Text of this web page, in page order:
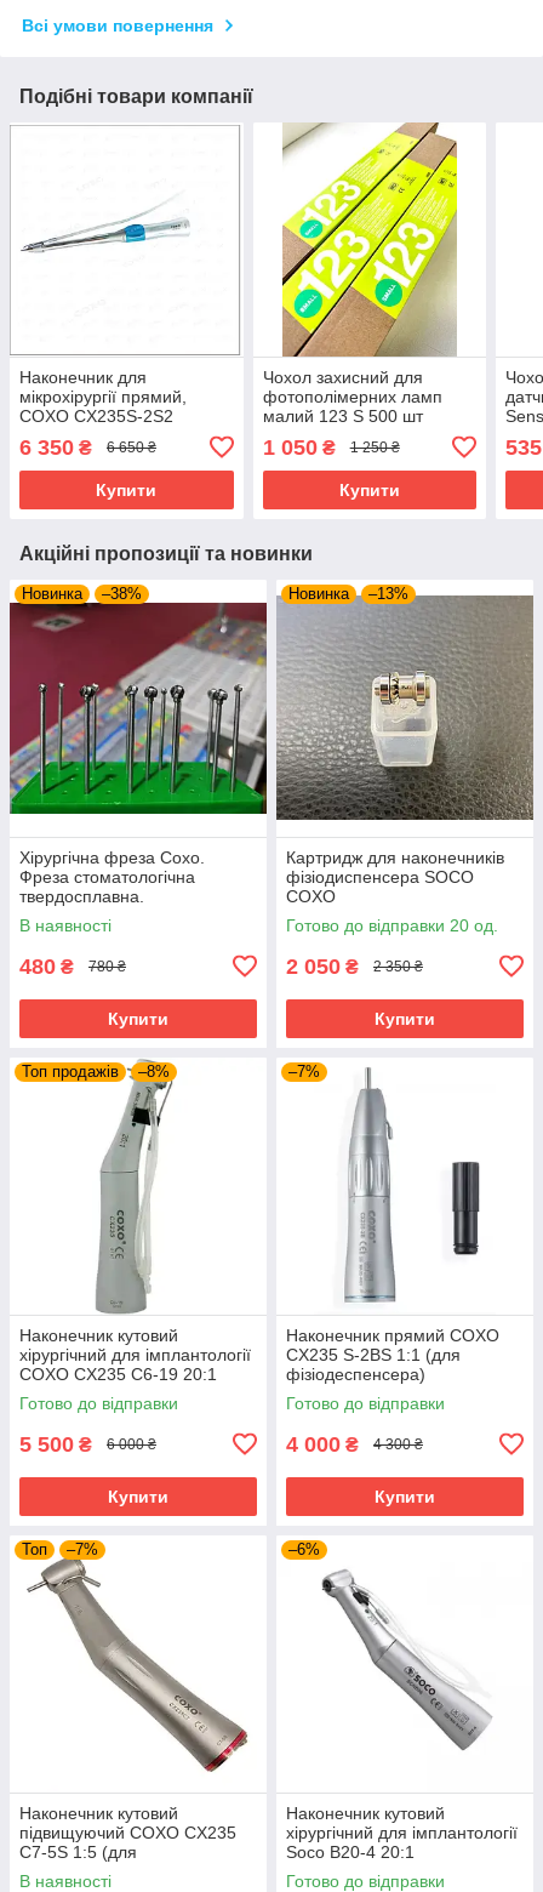
Всі умови повернення
Подібні товари компанії
Наконечник для
мікрохірургії прямий,
COXO CX235S-2S2
6 350 ₴ 6 650 ₴
Купити
Чохол захисний для
фотополімерних ламп
малий 123 S 500 шт
1 050₴ 1 250 ₴
Купити
535
Акційні пропозиції та новинки
Новинка –38%
Хірургічна фреза Coxo.
Фреза стоматологічна
твердосплавна.
В наявності
480 ₴ 780 ₴
Купити
Новинка –13%
Картридж для наконечників
фізіодиспенсера SOCO
COXO
Готово до відправки 20 од.
2 050 ₴ 2 350 ₴
Купити
Топ продажів –8%
Наконечник кутовий
хірургічний для імплантології
COXO CX235 C6-19 20:1
охолодження. Оригінал!
Готово до відправки
5 500 ₴ 6 000 ₴
Купити
–7%
Наконечник прямий COXO
CX235 S-2BS 1:1 (для
фізіодеспенсера)
Готово до відправки
4 000 ₴ 4 300 ₴
Купити
Топ –7%
Наконечник кутовий
підвищуючий COXO CX235
C7-5S 1:5 (для
фізіодиспенсера)
В наявності
–6%
Наконечник кутовий
хірургічний для імплантології
Soco B20-4 20:1
охолодження. Оригінал!
Готово до відправки